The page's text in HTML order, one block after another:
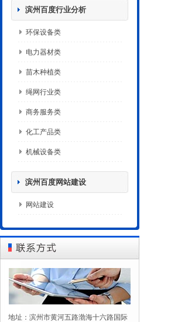
滨州百度行业分析
环保设备类
电力器材类
苗木种植类
绳网行业类
商务服务类
化工产品类
机械设备类
滨州百度网站建设
网站建设
地址：滨州市黄河五路渤海十六路国际